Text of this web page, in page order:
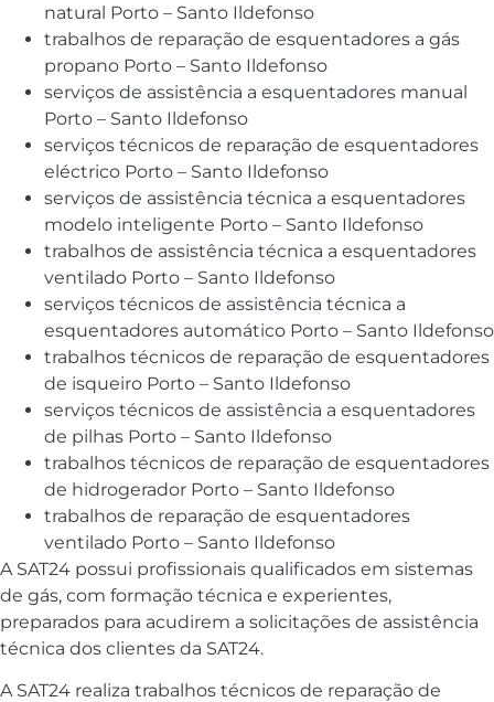
natural Porto – Santo Ildefonso
trabalhos de reparação de esquentadores a gás
propano Porto – Santo Ildefonso
serviços de assistência a esquentadores manual
Porto – Santo Ildefonso
serviços técnicos de reparação de esquentadores
eléctrico Porto – Santo Ildefonso
serviços de assistência técnica a esquentadores
modelo inteligente Porto – Santo Ildefonso
trabalhos de assistência técnica a esquentadores
ventilado Porto – Santo Ildefonso
serviços técnicos de assistência técnica a
esquentadores automático Porto – Santo Ildefonso
trabalhos técnicos de reparação de esquentadores
de isqueiro Porto – Santo Ildefonso
serviços técnicos de assistência a esquentadores
de pilhas Porto – Santo Ildefonso
trabalhos técnicos de reparação de esquentadores
de hidrogerador Porto – Santo Ildefonso
trabalhos de reparação de esquentadores
ventilado Porto – Santo Ildefonso
A SAT24 possui profissionais qualificados em sistemas
de gás, com formação técnica e experientes,
preparados para acudirem a solicitações de assistência
técnica dos clientes da SAT24.
A SAT24 realiza trabalhos técnicos de reparação de